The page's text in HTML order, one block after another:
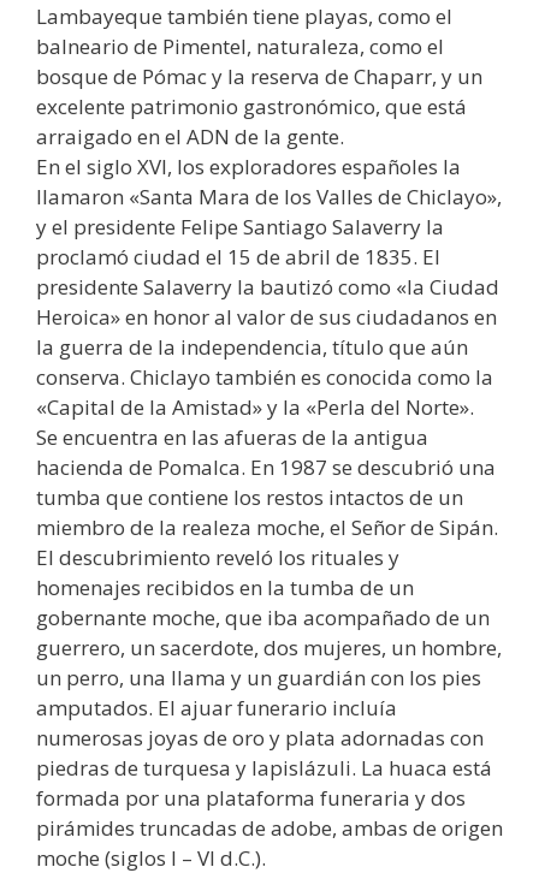
Lambayeque también tiene playas, como el
balneario de Pimentel, naturaleza, como el
bosque de Pómac y la reserva de Chaparr, y un
excelente patrimonio gastronómico, que está
arraigado en el ADN de la gente.
En el siglo XVI, los exploradores españoles la
llamaron «Santa Mara de los Valles de Chiclayo»,
y el presidente Felipe Santiago Salaverry la
proclamó ciudad el 15 de abril de 1835. El
presidente Salaverry la bautizó como «la Ciudad
Heroica» en honor al valor de sus ciudadanos en
la guerra de la independencia, título que aún
conserva. Chiclayo también es conocida como la
«Capital de la Amistad» y la «Perla del Norte».
Se encuentra en las afueras de la antigua
hacienda de Pomalca. En 1987 se descubrió una
tumba que contiene los restos intactos de un
miembro de la realeza moche, el Señor de Sipán.
El descubrimiento reveló los rituales y
homenajes recibidos en la tumba de un
gobernante moche, que iba acompañado de un
guerrero, un sacerdote, dos mujeres, un hombre,
un perro, una llama y un guardián con los pies
amputados. El ajuar funerario incluía
numerosas joyas de oro y plata adornadas con
piedras de turquesa y lapislázuli. La huaca está
formada por una plataforma funeraria y dos
pirámides truncadas de adobe, ambas de origen
moche (siglos I – VI d.C.).